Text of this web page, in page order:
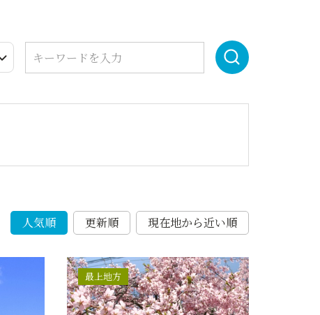
人気順 更新順 現在地から近い順
最上地方